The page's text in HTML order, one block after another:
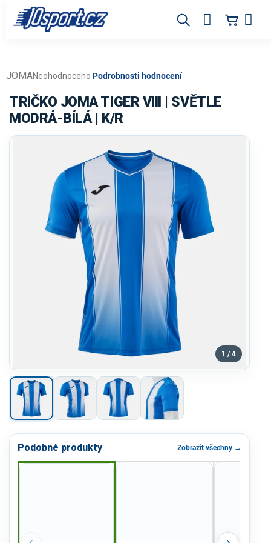
obsah
Průměrné
produktu
je
0,0
Neohodnoceno Podrobnosti hodnocení
JOMA
TRIČKO JOMA TIGER VIII | SVĚTLE
MODRÁ-BÍLÁ | K/R
1 / 4
Podobné produkty Zobrazit všechny →